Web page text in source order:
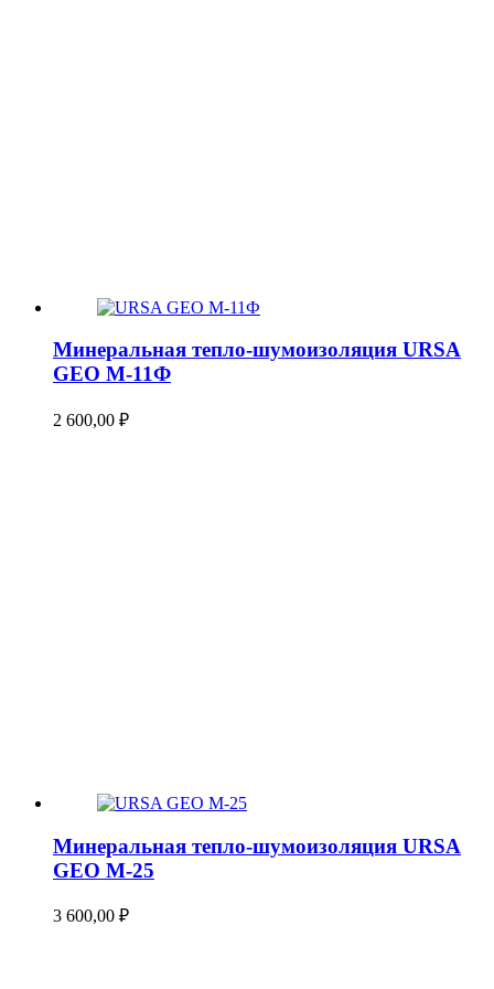
Минеральная тепло-шумоизоляция URSA
GEO М-11Ф
2 600,00 ₽
Минеральная тепло-шумоизоляция URSA
GEO М-25
3 600,00 ₽